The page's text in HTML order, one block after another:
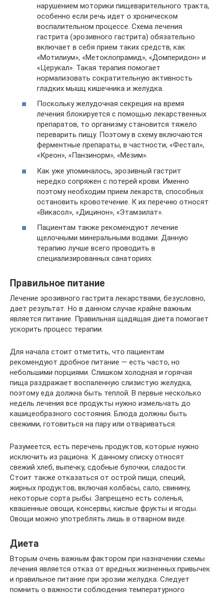
нарушением моторики пищеварительного тракта,
особенно если речь идет о хроническом
воспалительном процессе. Схема лечения
гастрита (эрозивного гастрита) обязательно
включает в себя прием таких средств, как
«Мотилиум», «Метоклопрамид», «Домперидон» и
«Церукал». Такая терапия помогает
нормализовать сократительную активность
гладких мышц кишечника и желудка.
Поскольку желудочная секреция на время
лечения блокируется с помощью лекарственных
препаратов, то организму становится тяжело
переварить пищу. Поэтому в схему включаются
ферментные препараты, в частности, «Фестал»,
«Креон», «Панзинорм», «Мезим».
Как уже упоминалось, эрозивный гастрит
нередко сопряжен с потерей крови. Именно
поэтому необходим прием лекарств, способных
остановить кровотечение. К их перечню относят
«Викасол», «Дицинон», «Этамзилат».
Пациентам также рекомендуют лечение
щелочными минеральными водами. Данную
терапию лучше всего проводить в
специализированных санаториях.
Правильное питание
Лечение эрозивного гастрита лекарствами, безусловно,
дает результат. Но в данном случае крайне важным
является питание. Правильная щадящая диета помогает
ускорить процесс терапии.
Для начала стоит отметить, что пациентам
рекомендуют дробное питание — есть часто, но
небольшими порциями. Слишком холодная и горячая
пища раздражает воспаленную слизистую желудка,
поэтому еда должна быть теплой. В первые несколько
недель лечения все продукты нужно измельчать до
кашицеобразного состояния. Блюда должны быть
свежими, готовиться на пару или отвариваться.
Разумеется, есть перечень продуктов, которые нужно
исключить из рациона. К данному списку относят
свежий хлеб, выпечку, сдобные булочки, сладости.
Стоит также отказаться от острой пищи, специй,
жирных продуктов, включая колбасы, сало, свинину,
некоторые сорта рыбы. Запрещено есть соленья,
квашенные овощи, консервы, кислые фрукты и ягоды.
Овощи можно употреблять лишь в отварном виде.
Диета
Вторым очень важным фактором при назначении схемы
лечения является отказ от вредных жизненных привычек
и правильное питание при эрозии желудка. Следует
помнить о важности соблюдения температурного